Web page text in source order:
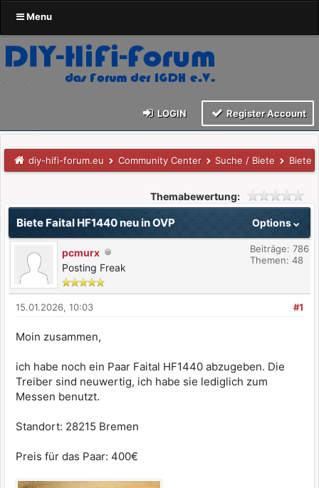
Menu
LOGIN Register Account
diy-hifi-forum.eu Community Center Suche / Biete Biete
Themabewertung:
Options
Biete Faital HF1440 neu in OVP
pcmurx
Posting Freak
Beiträge: 786
Themen: 48
#1
15.01.2026, 10:03
Moin zusammen,
ich habe noch ein Paar Faital HF1440 abzugeben. Die
Treiber sind neuwertig, ich habe sie lediglich zum
Messen benutzt.
Standort: 28215 Bremen
Preis für das Paar: 400€